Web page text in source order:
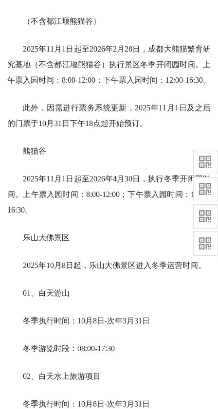
（不含都江堰熊猫谷）
2025年11月1日起至2026年2月28日，成都大熊猫繁育研
究基地（不含都江堰熊猫谷）执行景区冬季开闭园时间。上
午票入园时间：8:00-12:00；下午票入园时间：12:00-16:30。
此外，因需进行票务系统更新，2025年11月1日及之后
的门票于10月31日下午18点起开始预订。
熊猫谷
2025年11月1日起至2026年4月30日，执行冬季开闭园时
间。上午票入园时间：8:00-12:00；下午票入园时间：12:00-
16:30。
乐山大佛景区
2025年10月8日起，乐山大佛景区进入冬季运营时间。
01、白天游山
冬季执行时间：10月8日-次年3月31日
冬季游览时段：08:00-17:30
02、白天水上旅游项目
冬季执行时间：10月8日-次年3月31日